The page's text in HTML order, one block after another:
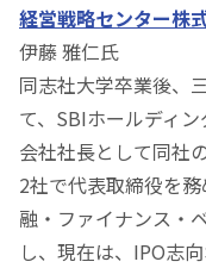
経営戦略センター株
伊藤 雅仁氏
同志社大学卒業後、
て、SBIホールディ
会社社長として同社
2社で代表取締役を
融・ファイナンス・
し、現在は、IPO志